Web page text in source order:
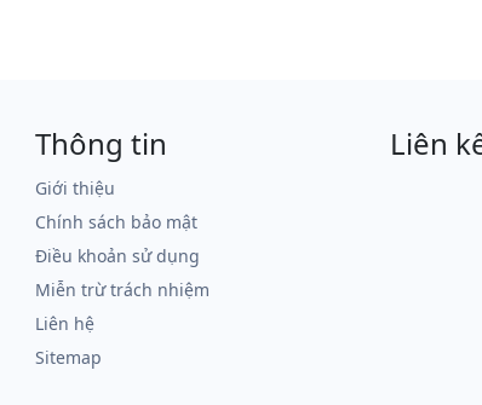
Thông tin
Giới thiệu
Chính sách bảo mật
Điều khoản sử dụng
Miễn trừ trách nhiệm
Liên hệ
Sitemap
Liên